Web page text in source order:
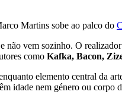
Martins sobe ao palco do
não vem sozinho. O
como Kafka, Bacon,
elemento central da
idade nem género ou